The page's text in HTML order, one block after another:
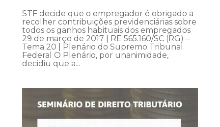
STF decide que o empregador é obrigado a
recolher contribuições previdenciárias sobre
todos os ganhos habituais dos empregados
29 de março de 2017 | RE 565.160/SC (RG) –
Tema 20 | Plenário do Supremo Tribunal
Federal O Plenário, por unanimidade,
decidiu que a...